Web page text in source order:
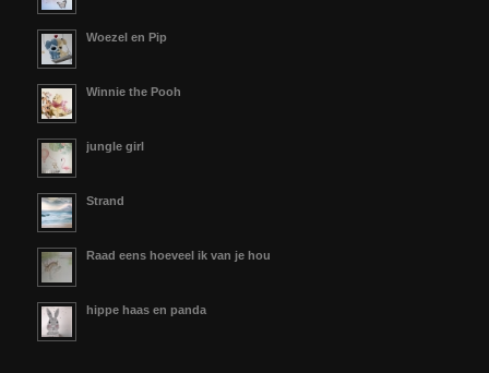
Woezel en Pip
Winnie the Pooh
jungle girl
Strand
Raad eens hoeveel ik van je hou
hippe haas en panda